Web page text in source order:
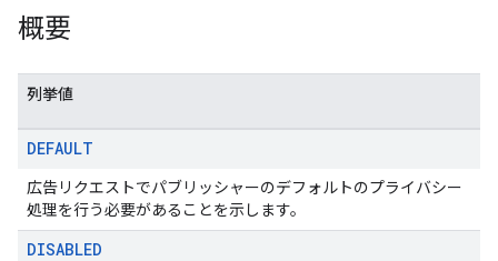
概要
列挙値
DEFAULT
広告リクエストでパブリッシャーのデフォルトのプライバシー
処理を行う必要があることを示します。
DISABLED